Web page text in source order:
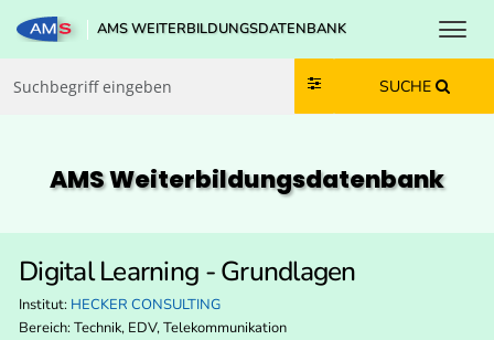
Zum Inhalt springen
Zum Navmenü springen
Zur Suche springen
Zur Footer springen
AMS WEITERBILDUNGSDATENBANK
SUCHE
AMS Weiterbildungs­datenbank
Digital Learning - Grundlagen
Institut: HECKER CONSULTING
Bereich: Technik, EDV, Telekommunikation